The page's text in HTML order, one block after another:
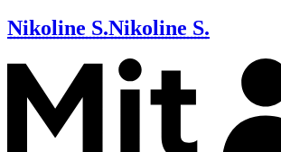
Nikoline S.Nikoline S.